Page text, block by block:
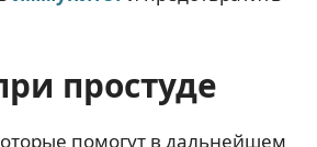
простуде
помогут в дальнейшем